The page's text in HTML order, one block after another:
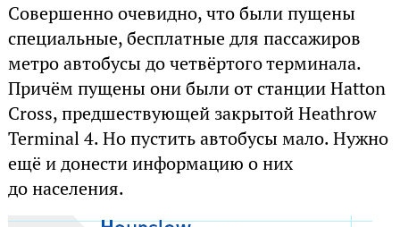
Совершенно очевидно, что были пущены
специальные, бесплатные для пассажиров
метро автобусы до четвёртого терминала.
Причём пущены они были от станции Hatton
Cross, предшествующей закрытой Heathrow
Terminal 4. Но пустить автобусы мало. Нужно
ещё и донести информацию о них
до населения.